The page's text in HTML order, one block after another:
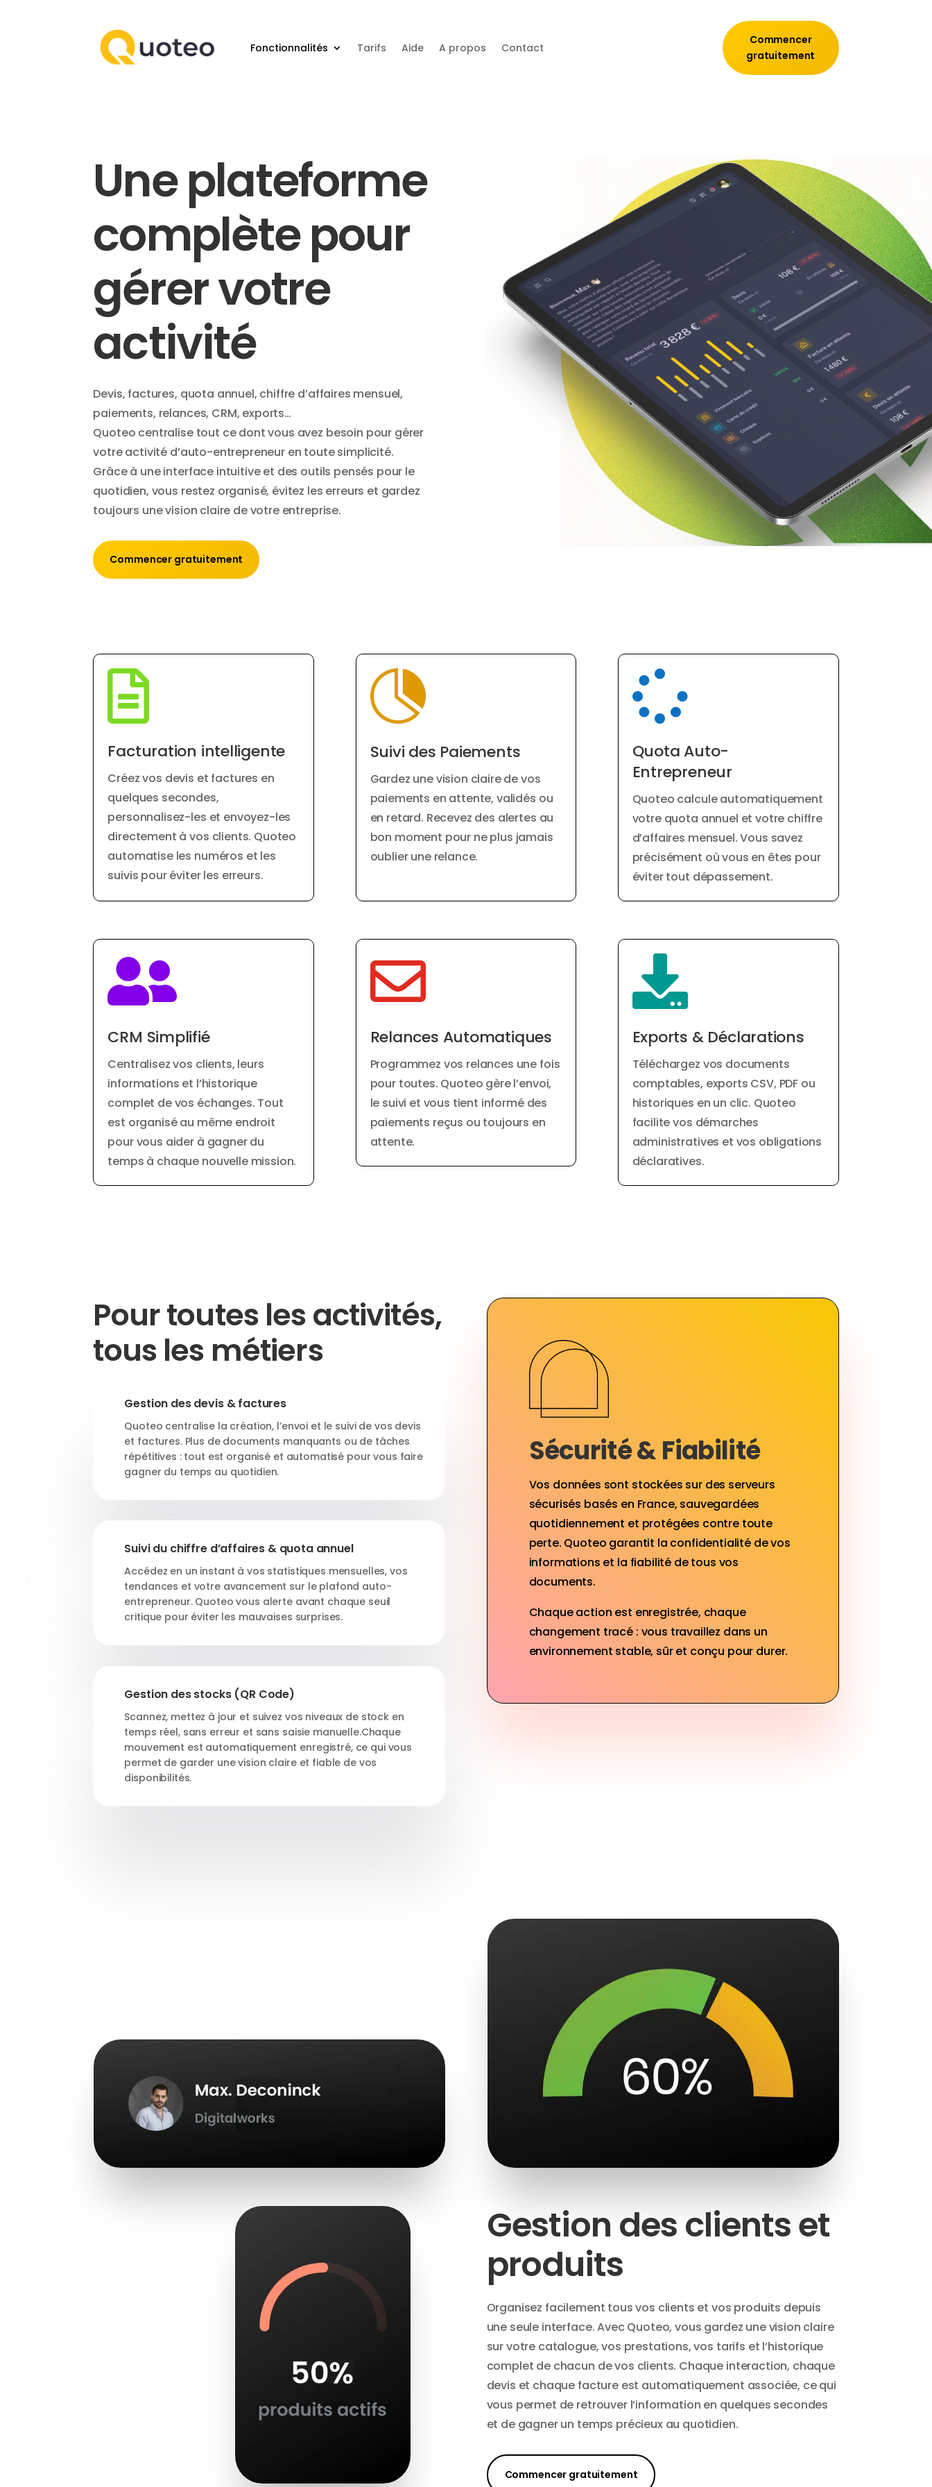
Fonctionnalités Tarifs Aide A propos Contact
Commencer
gratuitement
Une plateforme
complète pour
gérer votre
activité
Devis, factures, quota annuel, chiffre d’affaires mensuel,
paiements, relances, CRM, exports…
Quoteo centralise tout ce dont vous avez besoin pour gérer
votre activité d’auto-entrepreneur en toute simplicité.
Grâce à une interface intuitive et des outils pensés pour le
quotidien, vous restez organisé, évitez les erreurs et gardez
toujours une vision claire de votre entreprise.
Commencer gratuitement

Facturation intelligente
Créez vos devis et factures en
quelques secondes,
personnalisez-les et envoyez-les
directement à vos clients. Quoteo
automatise les numéros et les
suivis pour éviter les erreurs.

Suivi des Paiements
Gardez une vision claire de vos
paiements en attente, validés ou
en retard. Recevez des alertes au
bon moment pour ne plus jamais
oublier une relance.

Quota Auto-
Entrepreneur
Quoteo calcule automatiquement
votre quota annuel et votre chiffre
d’affaires mensuel. Vous savez
précisément où vous en êtes pour
éviter tout dépassement.

CRM Simplifié
Centralisez vos clients, leurs
informations et l’historique
complet de vos échanges. Tout
est organisé au même endroit
pour vous aider à gagner du
temps à chaque nouvelle mission.

Relances Automatiques
Programmez vos relances une fois
pour toutes. Quoteo gère l’envoi,
le suivi et vous tient informé des
paiements reçus ou toujours en
attente.

Exports & Déclarations
Téléchargez vos documents
comptables, exports CSV, PDF ou
historiques en un clic. Quoteo
facilite vos démarches
administratives et vos obligations
déclaratives.
Pour toutes les activités,
tous les métiers
Gestion des devis & factures
Quoteo centralise la création, l’envoi et le suivi de vos devis
et factures. Plus de documents manquants ou de tâches
répétitives : tout est organisé et automatisé pour vous faire
gagner du temps au quotidien.
Suivi du chiffre d’affaires & quota annuel
Accédez en un instant à vos statistiques mensuelles, vos
tendances et votre avancement sur le plafond auto-
entrepreneur. Quoteo vous alerte avant chaque seuil
critique pour éviter les mauvaises surprises.
Gestion des stocks (QR Code)
Scannez, mettez à jour et suivez vos niveaux de stock en
temps réel, sans erreur et sans saisie manuelle.Chaque
mouvement est automatiquement enregistré, ce qui vous
permet de garder une vision claire et fiable de vos
disponibilités.
Sécurité & Fiabilité
Vos données sont stockées sur des serveurs
sécurisés basés en France, sauvegardées
quotidiennement et protégées contre toute
perte. Quoteo garantit la confidentialité de vos
informations et la fiabilité de tous vos
documents.
Chaque action est enregistrée, chaque
changement tracé : vous travaillez dans un
environnement stable, sûr et conçu pour durer.
Gestion des clients et
produits
Organisez facilement tous vos clients et vos produits depuis
une seule interface. Avec Quoteo, vous gardez une vision claire
sur votre catalogue, vos prestations, vos tarifs et l’historique
complet de chacun de vos clients. Chaque interaction, chaque
devis et chaque facture est automatiquement associée, ce qui
vous permet de retrouver l’information en quelques secondes
et de gagner un temps précieux au quotidien.
Commencer gratuitement